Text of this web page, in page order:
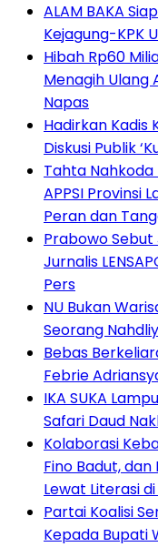
ALAM BAKA
Kejagung-KPK
Hibah Rp60
Menagih Ulang
Napas
Hadirkan Kadis
Diskusi Publik
Tahta Nahkoda
APPSI Provinsi
Peran dan
Prabowo Sebut
Jurnalis
Pers
NU Bukan
Seorang
Bebas
Febrie
IKA SUKA
Safari Daud
Kolaborasi
Fino Badut, dan
Lewat Literasi
Partai Koalisi
Kepada Bupati